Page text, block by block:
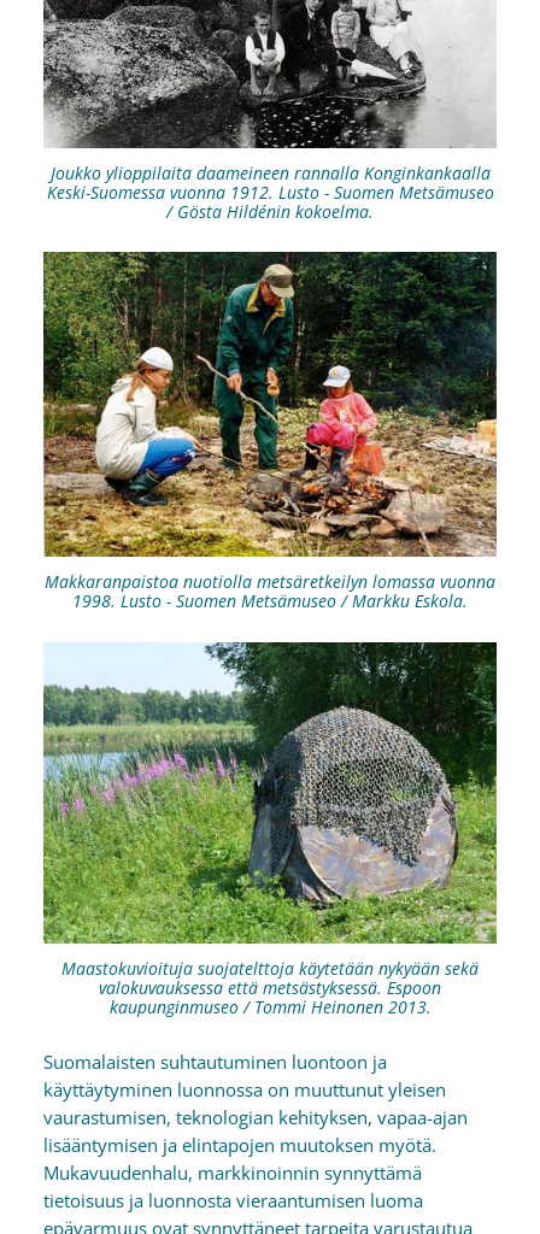
Joukko ylioppilaita daameineen rannalla Konginkankaalla
Keski-Suomessa vuonna 1912. Lusto - Suomen Metsämuseo
/ Gösta Hildénin kokoelma.
Makkaranpaistoa nuotiolla metsäretkeilyn lomassa vuonna
1998. Lusto - Suomen Metsämuseo / Markku Eskola.
Maastokuvioituja suojatelttoja käytetään nykyään sekä
valokuvauksessa että metsästyksessä. Espoon
kaupunginmuseo / Tommi Heinonen 2013.
Suomalaisten suhtautuminen luontoon ja
käyttäytyminen luonnossa on muuttunut yleisen
vaurastumisen, teknologian kehityksen, vapaa-ajan
lisääntymisen ja elintapojen muutoksen myötä.
Mukavuudenhalu, markkinoinnin synnyttämä
tietoisuus ja luonnosta vieraantumisen luoma
epävarmuus ovat synnyttäneet tarpeita varustautua